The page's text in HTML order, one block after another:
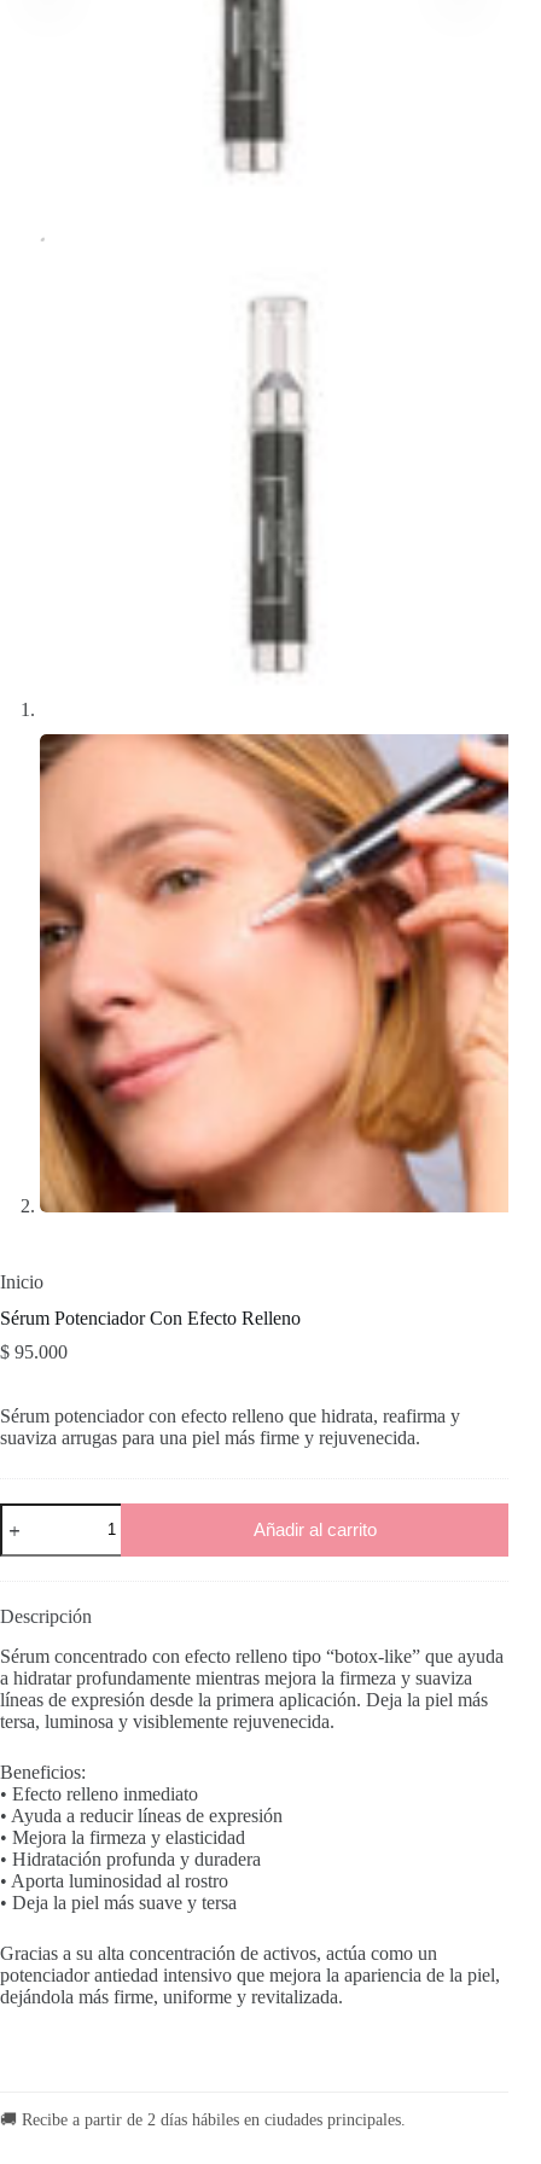
Inicio
Sérum Potenciador Con Efecto Relleno
$ 95.000
Sérum potenciador con efecto relleno que hidrata, reafirma y
suaviza arrugas para una piel más firme y rejuvenecida.
Sérum
Potenciador
Con
cantidad
Añadir al carrito
Descripción
Sérum concentrado con efecto relleno tipo “botox-like” que ayuda
a hidratar profundamente mientras mejora la firmeza y suaviza
líneas de expresión desde la primera aplicación. Deja la piel más
tersa, luminosa y visiblemente rejuvenecida.
Beneficios:
• Efecto relleno inmediato
• Ayuda a reducir líneas de expresión
• Mejora la firmeza y elasticidad
• Hidratación profunda y duradera
• Aporta luminosidad al rostro
• Deja la piel más suave y tersa
Gracias a su alta concentración de activos, actúa como un
potenciador antiedad intensivo que mejora la apariencia de la piel,
dejándola más firme, uniforme y revitalizada.
🚚 Recibe a partir de 2 días hábiles en ciudades principales.